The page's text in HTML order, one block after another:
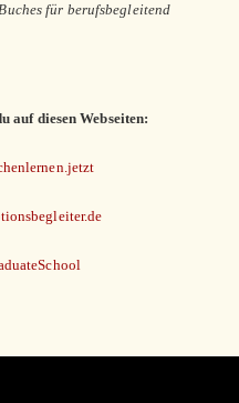
für berufsbegleitend
auf diesen Webseiten: